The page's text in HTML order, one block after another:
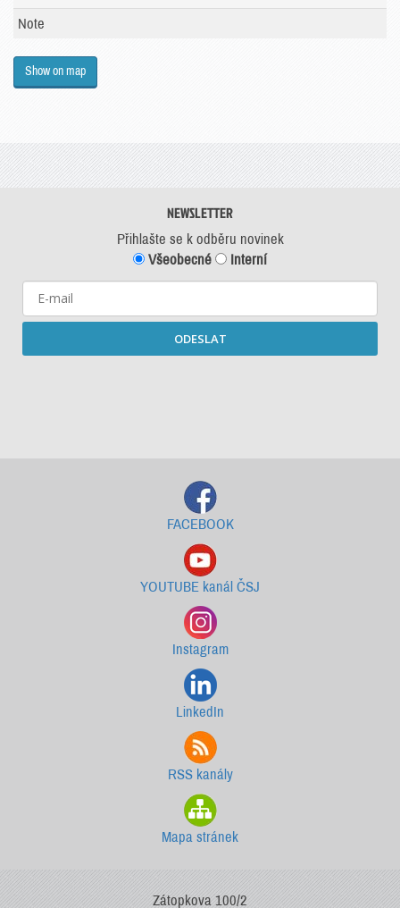
Note
Show on map
NEWSLETTER
Přihlašte se k odběru novinek
Všeobecné
Interní
ODESLAT
FACEBOOK
YOUTUBE kanál ČSJ
Instagram
LinkedIn
RSS kanály
Mapa stránek
Zátopkova 100/2